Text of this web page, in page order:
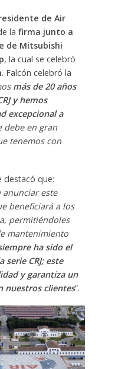
de Air
la firma junto a
de Mitsubishi
, la cual se celebró
. Falcón celebró la
más de 20 años
y hemos
excepcional a
debe en gran
tenemos con
destacó que:
este
beneficiará a los
permitiéndoles
mantenimiento
ha sido el
CRJ; este
y garantiza un
nuestros clientes”.